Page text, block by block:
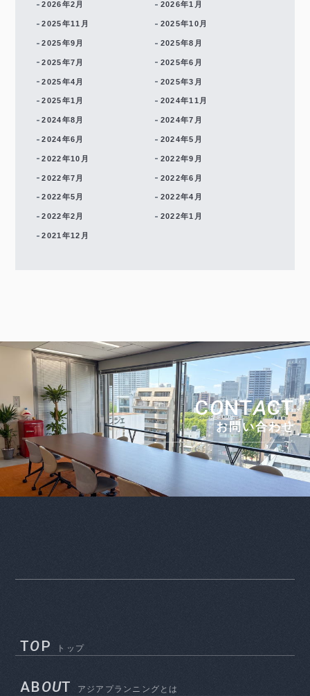
2026年2月 2026年1月
2025年11月 2025年10月
2025年9月 2025年8月
2025年7月 2025年6月
2025年4月 2025年3月
2025年1月 2024年11月
2024年8月 2024年7月
2024年6月 2024年5月
2022年10月 2022年9月
2022年7月 2022年6月
2022年5月 2022年4月
2022年2月 2022年1月
2021年12月
CONTACT
お問い合わせ
TOP トップ
ABOUT アジアプランニングとは